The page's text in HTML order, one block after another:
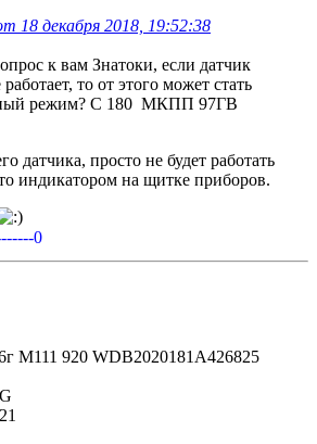
18 декабря 2018, 19:52:38
к вам Знатоки, если датчик
то от этого может стать
режим? С 180 МКПП 97ГВ
датчика, просто не будет работать
индикатором на щитке приборов.
М111 920 WDB2020181A426825